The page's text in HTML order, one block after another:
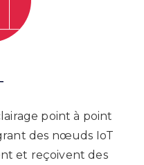
point à point
des nœuds IoT
et reçoivent des